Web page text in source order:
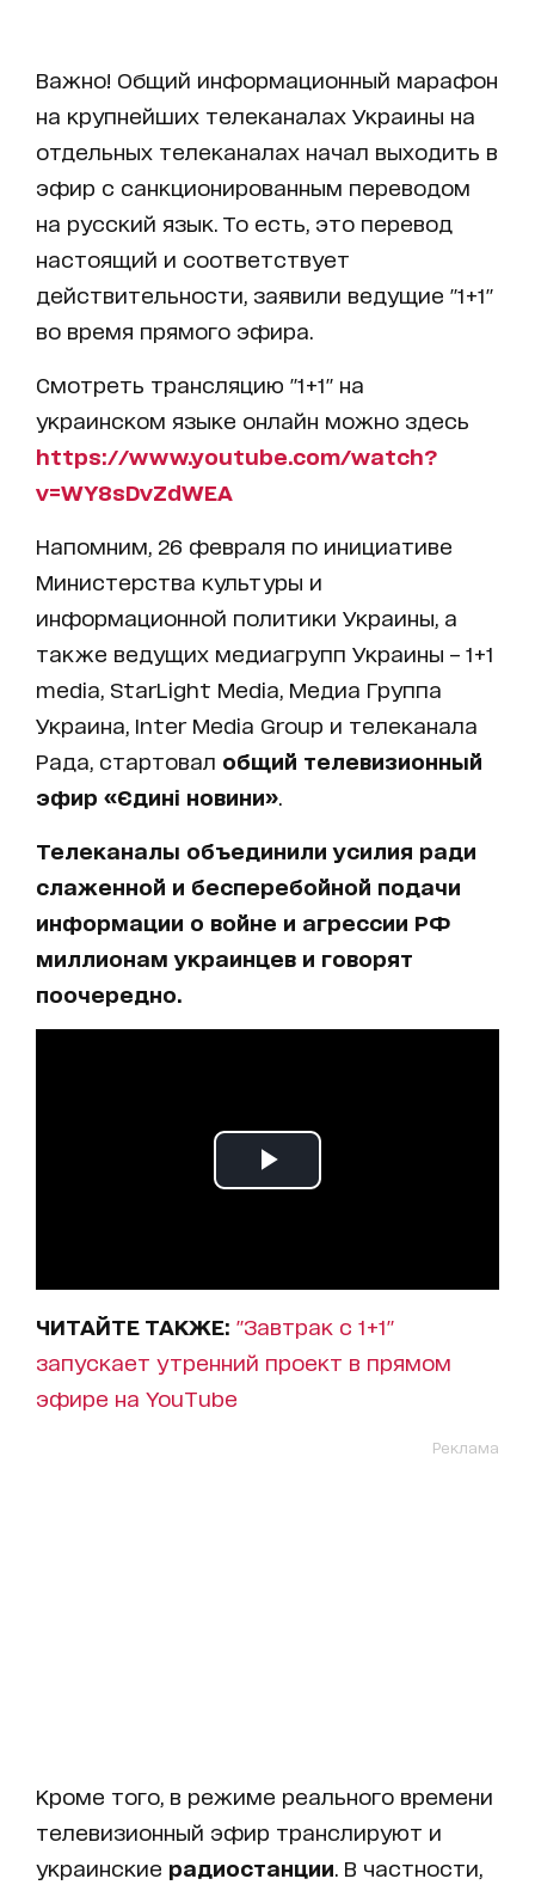
Важно! Общий информационный марафон
на крупнейших телеканалах Украины на
отдельных телеканалах начал выходить в
эфир с санкционированным переводом
на русский язык. То есть, это перевод
настоящий и соответствует
действительности, заявили ведущие "1+1"
во время прямого эфира.
Смотреть трансляцию "1+1" на
украинском языке онлайн можно здесь
https://www.youtube.com/watch?
v=WY8sDvZdWEA
Напомним, 26 февраля по инициативе
Министерства культуры и
информационной политики Украины, а
также ведущих медиагрупп Украины – 1+1
media, StarLight Media, Медиа Группа
Украина, Inter Media Group и телеканала
Рада, стартовал общий телевизионный
эфир «Єдині новини»
Телеканалы объединили усилия ради
слаженной и бесперебойной подачи
информации о войне и агрессии РФ
миллионам украинцев и говорят
поочередно.
ЧИТАЙТЕ ТАКЖЕ: "Завтрак с 1+1"
запускает утренний проект в прямом
эфире на YouTube
Реклама
Кроме того, в режиме реального времени
телевизионный эфир транслируют и
украинские радиостанции . В частности,